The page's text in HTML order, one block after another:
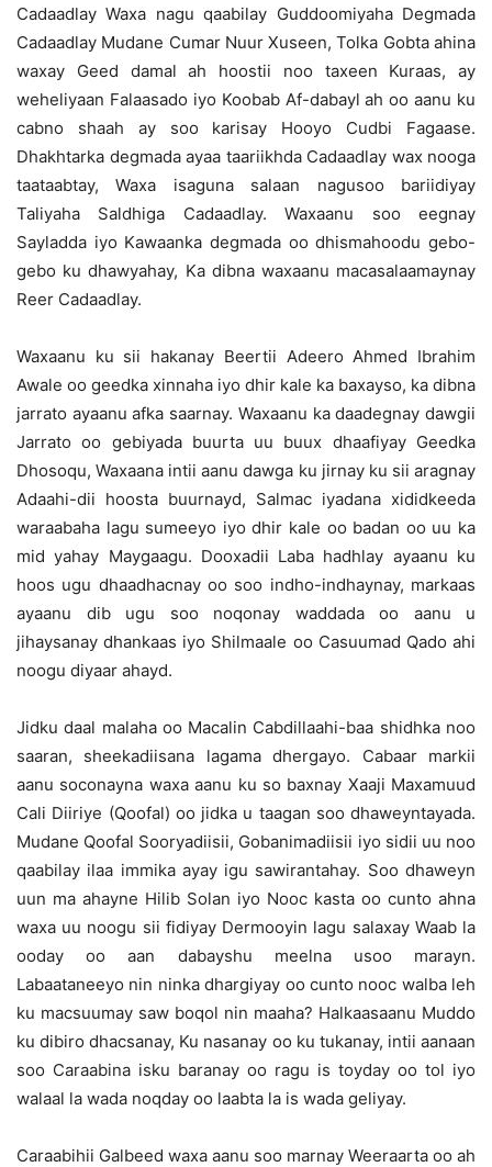
Cadaadlay Waxa nagu qaabilay Guddoomiyaha Degmada
Cadaadlay Mudane Cumar Nuur Xuseen, Tolka Gobta ahina
waxay Geed damal ah hoostii noo taxeen Kuraas, ay
weheliyaan Falaasado iyo Koobab Af-dabayl ah oo aanu ku
cabno shaah ay soo karisay Hooyo Cudbi Fagaase.
Dhakhtarka degmada ayaa taariikhda Cadaadlay wax nooga
taataabtay, Waxa isaguna salaan nagusoo bariidiyay
Taliyaha Saldhiga Cadaadlay. Waxaanu soo eegnay
Sayladda iyo Kawaanka degmada oo dhismahoodu gebo-
gebo ku dhawyahay, Ka dibna waxaanu macasalaamaynay
Reer Cadaadlay.
Waxaanu ku sii hakanay Beertii Adeero Ahmed Ibrahim
Awale oo geedka xinnaha iyo dhir kale ka baxayso, ka dibna
jarrato ayaanu afka saarnay. Waxaanu ka daadegnay dawgii
Jarrato oo gebiyada buurta uu buux dhaafiyay Geedka
Dhosoqu, Waxaana intii aanu dawga ku jirnay ku sii aragnay
Adaahi-dii hoosta buurnayd, Salmac iyadana xididkeeda
waraabaha lagu sumeeyo iyo dhir kale oo badan oo uu ka
mid yahay Maygaagu. Dooxadii Laba hadhlay ayaanu ku
hoos ugu dhaadhacnay oo soo indho-indhaynay, markaas
ayaanu dib ugu soo noqonay waddada oo aanu u
jihaysanay dhankaas iyo Shilmaale oo Casuumad Qado ahi
noogu diyaar ahayd.
Jidku daal malaha oo Macalin Cabdillaahi-baa shidhka noo
saaran, sheekadiisana lagama dhergayo. Cabaar markii
aanu soconayna waxa aanu ku so baxnay Xaaji Maxamuud
Cali Diiriye (Qoofal) oo jidka u taagan soo dhaweyntayada.
Mudane Qoofal Sooryadiisii, Gobanimadiisii iyo sidii uu noo
qaabilay ilaa immika ayay igu sawirantahay. Soo dhaweyn
uun ma ahayne Hilib Solan iyo Nooc kasta oo cunto ahna
waxa uu noogu sii fidiyay Dermooyin lagu salaxay Waab la
ooday oo aan dabayshu meelna usoo marayn.
Labaataneeyo nin ninka dhargiyay oo cunto nooc walba leh
ku macsuumay saw boqol nin maaha? Halkaasaanu Muddo
ku dibiro dhacsanay, Ku nasanay oo ku tukanay, intii aanaan
soo Caraabina isku baranay oo ragu is toyday oo tol iyo
walaal la wada noqday oo laabta la is wada geliyay.
Caraabihii Galbeed waxa aanu soo marnay Weeraarta oo ah